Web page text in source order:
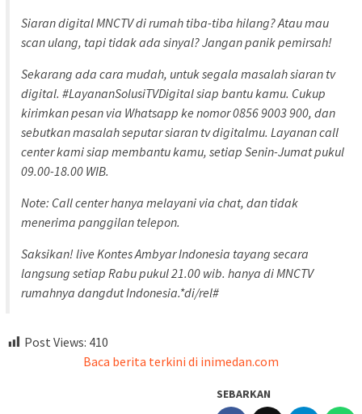
Siaran digital MNCTV di rumah tiba-tiba hilang? Atau mau
scan ulang, tapi tidak ada sinyal? Jangan panik pemirsah!
Sekarang ada cara mudah, untuk segala masalah siaran tv
digital. #LayananSolusiTVDigital siap bantu kamu. Cukup
kirimkan pesan via Whatsapp ke nomor 0856 9003 900, dan
sebutkan masalah seputar siaran tv digitalmu. Layanan call
center kami siap membantu kamu, setiap Senin-Jumat pukul
09.00-18.00 WIB.
Note: Call center hanya melayani via chat, dan tidak
menerima panggilan telepon.
Saksikan! live Kontes Ambyar Indonesia tayang secara
langsung setiap Rabu pukul 21.00 wib. hanya di MNCTV
rumahnya dangdut Indonesia.*di/rel#
Post Views: 410
Baca berita terkini di inimedan.com
SEBARKAN